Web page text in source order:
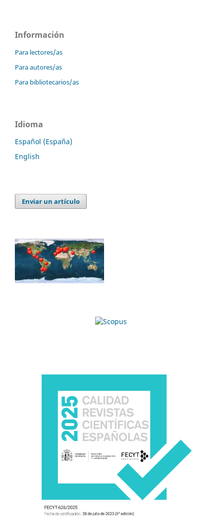
Información
Para lectores/as
Para autores/as
Para bibliotecarios/as
Idioma
Español (España)
English
Enviar un artículo